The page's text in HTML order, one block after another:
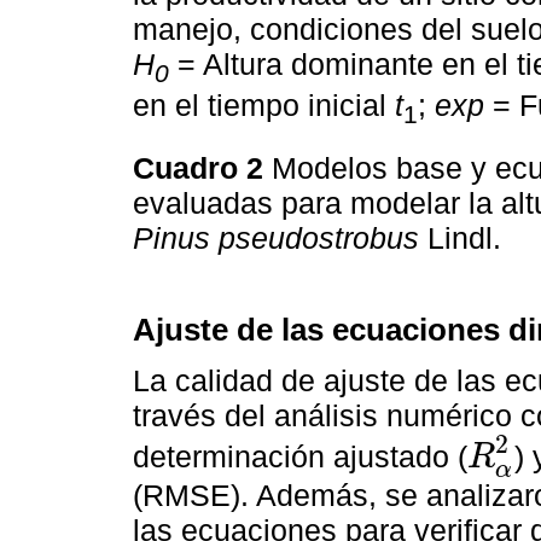
manejo, condiciones del
H0 = Altura dominante en el
en el tiempo inicial t1; exp =
Cuadro 2 Modelos base y
evaluadas para modelar la
Pinus pseudostrobus Lindl.
Ajuste de las ecuaciones
La calidad de ajuste de las
través del análisis numérico
determinación ajustado (R2
α
Rα2
)
(RMSE). Además, se
las ecuaciones para verificar